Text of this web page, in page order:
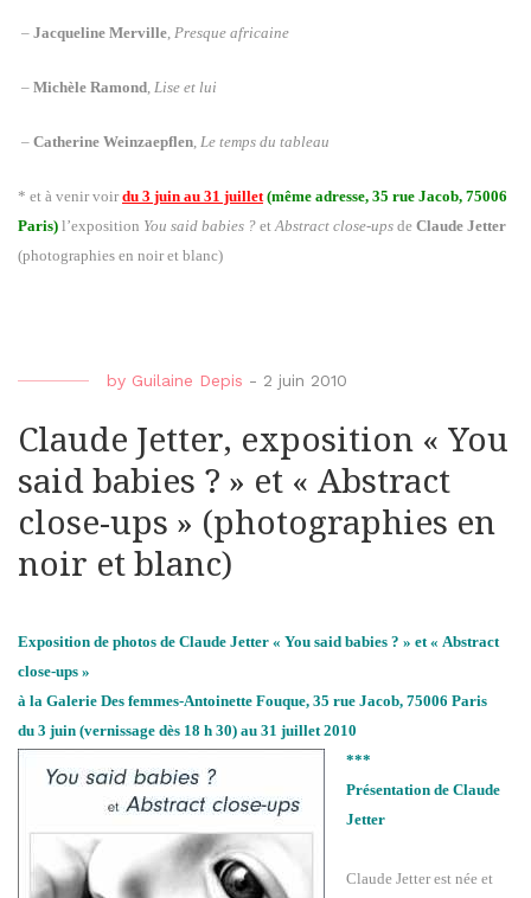
– Jacqueline Merville, Presque africaine
– Michèle Ramond, Lise et lui
– Catherine Weinzaepflen, Le temps du tableau
* et à venir voirdu 3 juin au 31 juillet (même adresse, 35 rue Jacob, 75006
Paris) l’exposition You said babies ? etAbstract close-ups de Claude Jetter
(photographies en noir et blanc)
by Guilaine Depis - 2 juin 2010
Claude Jetter, exposition « You
said babies ? » et « Abstract
close-ups » (photographies en
noir et blanc)
Exposition de photos de Claude Jetter « You said babies ? » et « Abstract
close-ups »
à la Galerie Des femmes-Antoinette Fouque, 35 rue Jacob, 75006 Paris
du 3 juin (vernissage dès 18 h 30) au 31 juillet 2010
***
Présentation de Claude
Jetter
Claude Jetter est née et